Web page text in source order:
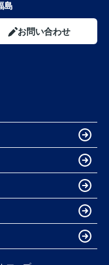
島
お問い合わせ